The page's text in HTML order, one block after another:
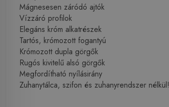
Mágnesesen záródó ajtók
Vízzáró profilok
Elegáns króm alkatrészek
Tartós, krómozott fogantyú
Krómozott dupla görgők
Rugós kivitelű alsó görgők
Megfordítható nyílásirány
Zuhanytálca, szifon és zuhanyrendszer nélkül!